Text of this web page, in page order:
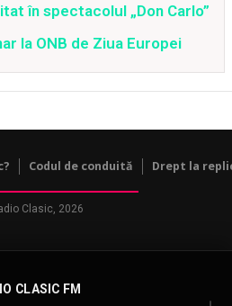
CLASIC FM
în spectacolul „Don Carlo”
la ONB de Ziua Europei
Codul de conduită Drept la
Clasic, 2026